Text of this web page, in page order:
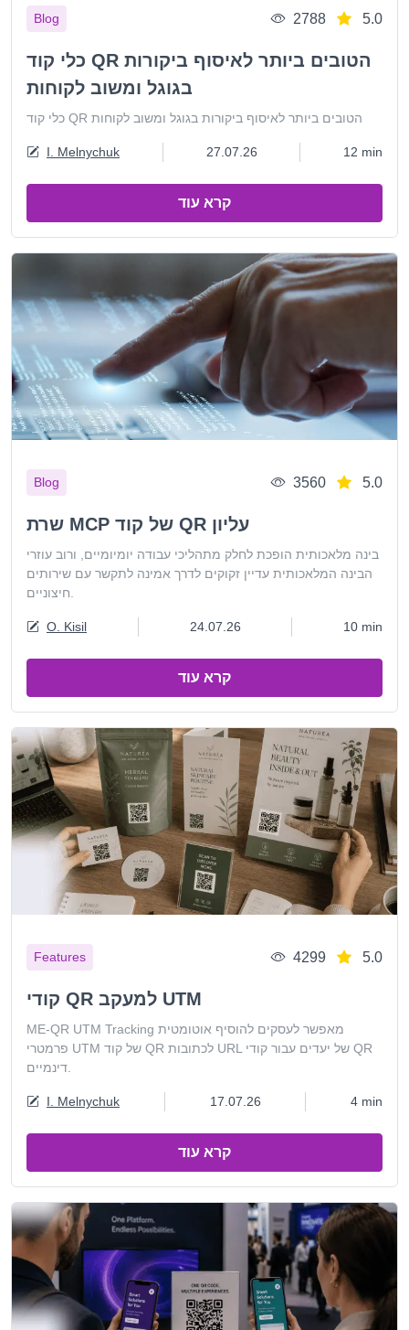
Blog 2788 5.0
כלי קוד QR הטובים ביותר לאיסוף ביקורות
בגוגל ומשוב לקוחות
כלי קוד QR הטובים ביותר לאיסוף ביקורות בגוגל ומשוב לקוחות
I. Melnychuk 27.07.26 12 min
קרא עוד
Blog 3560 5.0
שרת MCP של קוד QR עליון
בינה מלאכותית הופכת לחלק מתהליכי עבודה יומיומיים, ורוב עוזרי
הבינה המלאכותית עדיין זקוקים לדרך אמינה לתקשר עם שירותים
O. Kisil 24.07.26 10 min
קרא עוד
Features 4299 5.0
קודי QR למעקב UTM
ME-QR UTM Tracking מאפשר לעסקים להוסיף אוטומטית
פרמטרי UTM של קוד QR לכתובות URL של יעדים עבור קודי QR
I. Melnychuk 17.07.26 4 min
קרא עוד